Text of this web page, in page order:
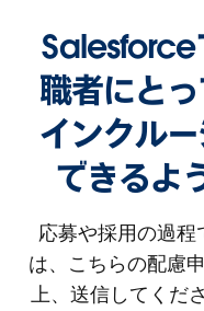
職者にとっ
インクル
できるよ
応募や採用の過
は、こちらの配慮
上、送信してくだ